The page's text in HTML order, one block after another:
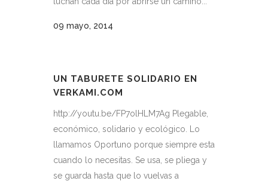
09 mayo, 2014
UN TABURETE SOLIDARIO EN
VERKAMI.COM
http://youtu.be/FP7olHLM7Ag Plegable,
económico, solidario y ecológico. Lo
llamamos Oportuno porque siempre esta
cuando lo necesitas. Se usa, se pliega y
se guarda hasta que lo vuelvas a